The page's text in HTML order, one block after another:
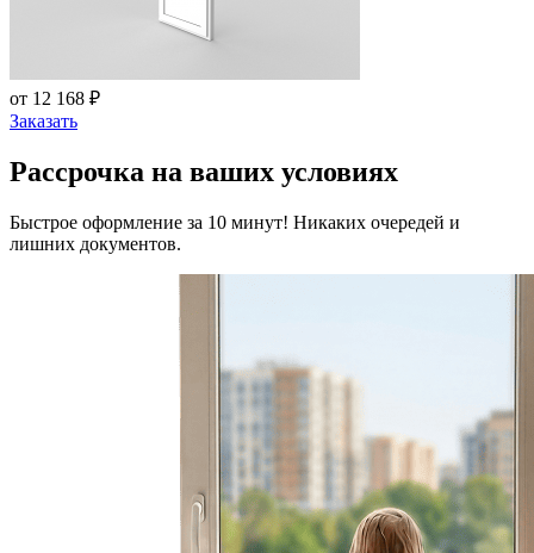
от 12 168 ₽
Заказать
Рассрочка на ваших условиях
Быстрое оформление за 10 минут! Никаких очередей и
лишних документов.